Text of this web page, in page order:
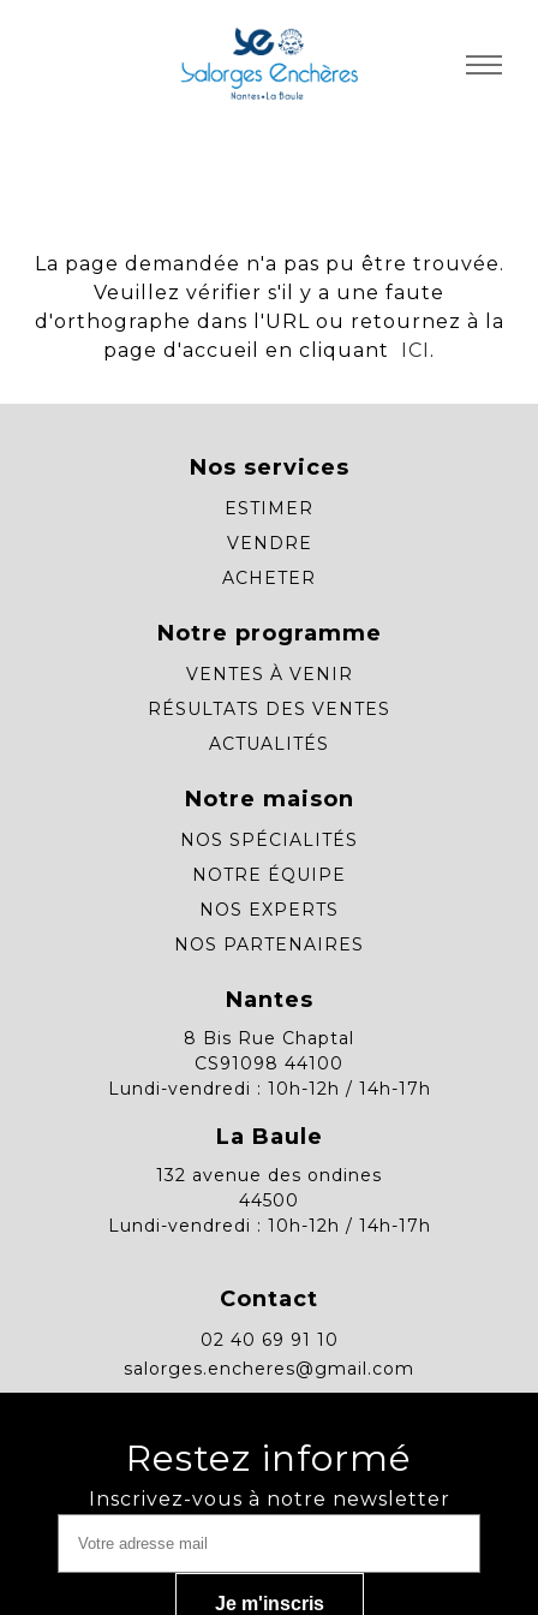
La page demandée n'a pas pu être trouvée.
Veuillez vérifier s'il y a une faute
d'orthographe dans l'URL ou retournez à la
page d'accueil en cliquant
ICI .
Nos services
ESTIMER
VENDRE
ACHETER
Notre programme
VENTES À VENIR
RÉSULTATS DES VENTES
ACTUALITÉS
Notre maison
NOS SPÉCIALITÉS
NOTRE ÉQUIPE
NOS EXPERTS
NOS PARTENAIRES
Nantes
8 Bis Rue Chaptal
CS91098 44100
Lundi-vendredi : 10h-12h / 14h-17h
La Baule
132 avenue des ondines
44500
Lundi-vendredi : 10h-12h / 14h-17h
Contact
02 40 69 91 10
salorges.encheres@gmail.com
Restez informé
Inscrivez-vous à notre newsletter